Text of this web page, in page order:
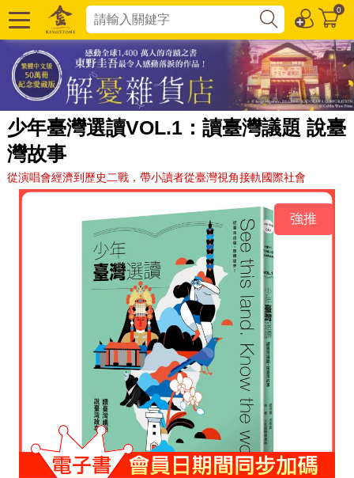
0
少年臺灣選讀VOL.1：讀臺灣議題 說臺
灣故事
從演唱會經濟到歷史二戰，帶小讀者從臺灣視角接軌國際社會
強推